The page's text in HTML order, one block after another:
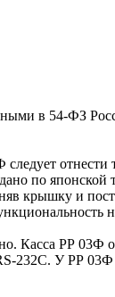
в 54-ФЗ
отнести
по
крышку и
Касса РР
У РР 03Ф